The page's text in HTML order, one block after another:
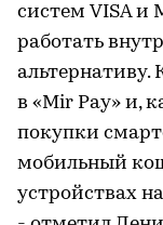
систем VISA и
работать
в «Mir Pay» и,
покупки
мобильный
устройствах